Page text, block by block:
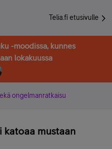
Telia.fi etusivulle
-moodissa, kunnes
lokakuussa
ongelmanratkaisu
katoaa mustaan